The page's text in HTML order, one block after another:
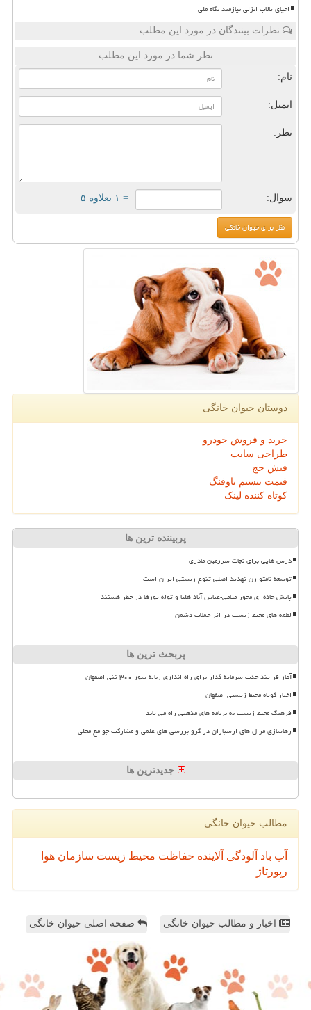
احیای تالاب انزلی نیازمند نگاه ملی
نظرات بینندگان در مورد این مطلب
نظر شما در مورد این مطلب
نام:
ایمیل:
نظر:
سوال: = ۱ بعلاوه ۵
دوستان حیوان خانگی
خرید و فروش خودرو
طراحی سایت
فیش حج
قیمت بیسیم باوفنگ
کوتاه کننده لینک
پربیننده ترین ها
درس هایی برای نجات سرزمین مادری
توسعه نامتوازن تهدید اصلی تنوع زیستی ایران است
پایش جاده ای محور میامی-عباس آباد هلیا و توله یوزها در خطر هستند
لطمه های محیط زیست در اثر حملات دشمن
پربحث ترین ها
آغاز فرایند جذب سرمایه گذار برای راه اندازی زباله سوز ۳۰۰ تنی اصفهان
اخبار کوتاه محیط زیستی اصفهان
فرهنگ محیط زیست به برنامه های مذهبی راه می یابد
رهاسازی مرال های ارسباران در گرو بررسی های علمی و مشارکت جوامع محلی
جدیدترین ها
مطالب حیوان خانگی
آب باد آلودگی آلاینده حفاظت محیط زیست سازمان هوا
رپورتاژ
اخبار و مطالب حیوان خانگی صفحه اصلی حیوان خانگی